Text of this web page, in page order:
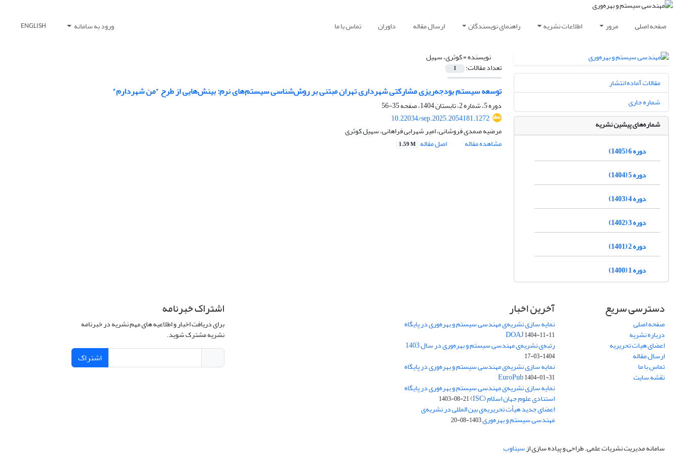
صفحه اصلی مرور اطلاعات نشریه راهنمای نویسندگان ارسال مقاله داوران تماس با ما ورود به سامانه ENGLISH
نویسنده =کوثری، سهیل
تعداد مقالات: 1
توسعه سیستم بودجه‌ریزی مشارکتی شهرداری تهران مبتنی بر روش‌شناسی سیستم‌های نرم: بینش‌هایی از طرح "من شهردارم"
دوره 5، شماره 2، تابستان 1404، صفحه
35-56
10.22034/sep.2025.2054181.1272
مرضیه صمدی فروشانی، امیر شهرابی فراهانی، سهیل کوثری
مشاهده مقاله
اصل مقاله 1.59 M
مقالات آماده انتشار
شماره جاری
شماره‌های پیشین نشریه
دوره 6 (1405)
دوره 5 (1404)
دوره 4 (1403)
دوره 3 (1402)
دوره 2 (1401)
دوره 1 (1400)
دسترسی سریع
صفحه اصلی
درباره نشریه
اعضای هیات تحریریه
ارسال مقاله
تماس با ما
نقشه سایت
آخرین اخبار
نمایه سازی نشریه‌ی مهندسی سیستم و بهره‌وری در پایگاه
DOAJ1404-11-11
رتبه‌ی نشریه‌ی مهندسی سیستم و بهره‌وری در سال 1403
1404-03-17
نمایه سازی نشریه‌ی مهندسی سیستم و بهره‌وری در پایگاه
EuroPub1404-01-31
نمایه سازی نشریه‌ی مهندسی سیستم و بهره‌وری در پایگاه
استنادی علوم جهان اسلام (ISC) 1403-08-21
اعضای جدید هیأت تحریریه‌ی بین المللی در نشریه‌ی
مهندسی سیستم و بهره‌وری1403-08-20
اشتراک خبرنامه
برای دریافت اخبار و اطلاعیه های مهم نشریه در خبرنامه
نشریه مشترک شوید.
اشتراک
سامانه مدیریت نشریات علمی.طراحی و پیاده سازی ازسیناوب